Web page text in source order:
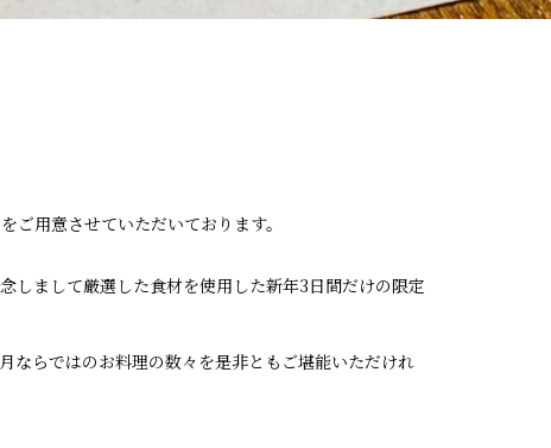
ご用意させていただいております。
しまして厳選した食材を使用した新年3日間だけの限定
ならではのお料理の数々を是非ともご堪能いただけれ